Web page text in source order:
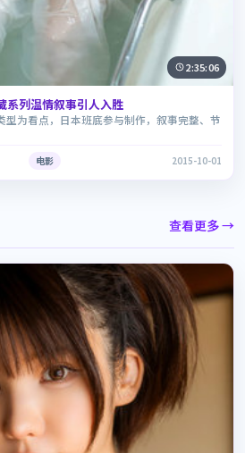
2:35:06
列温情叙事引人入胜
型为看点，日本班底参与制作，叙事完整、节
电影 2015-10-01
查看更多 →